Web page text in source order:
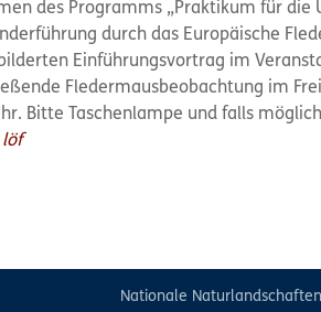
des Programms „Praktikum für die
durch das Europäische
Einführungsvortrag im
Fledermausbeobachtung im
Bitte Taschenlampe und falls
löf
Nationale